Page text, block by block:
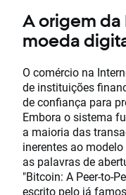
A origem da
moeda
O comércio na
de instituições
de confiança para
Embora o sistema
a maioria das
inerentes ao
as palavras de
"Bitcoin: A Peer-to-
escrito pelo já